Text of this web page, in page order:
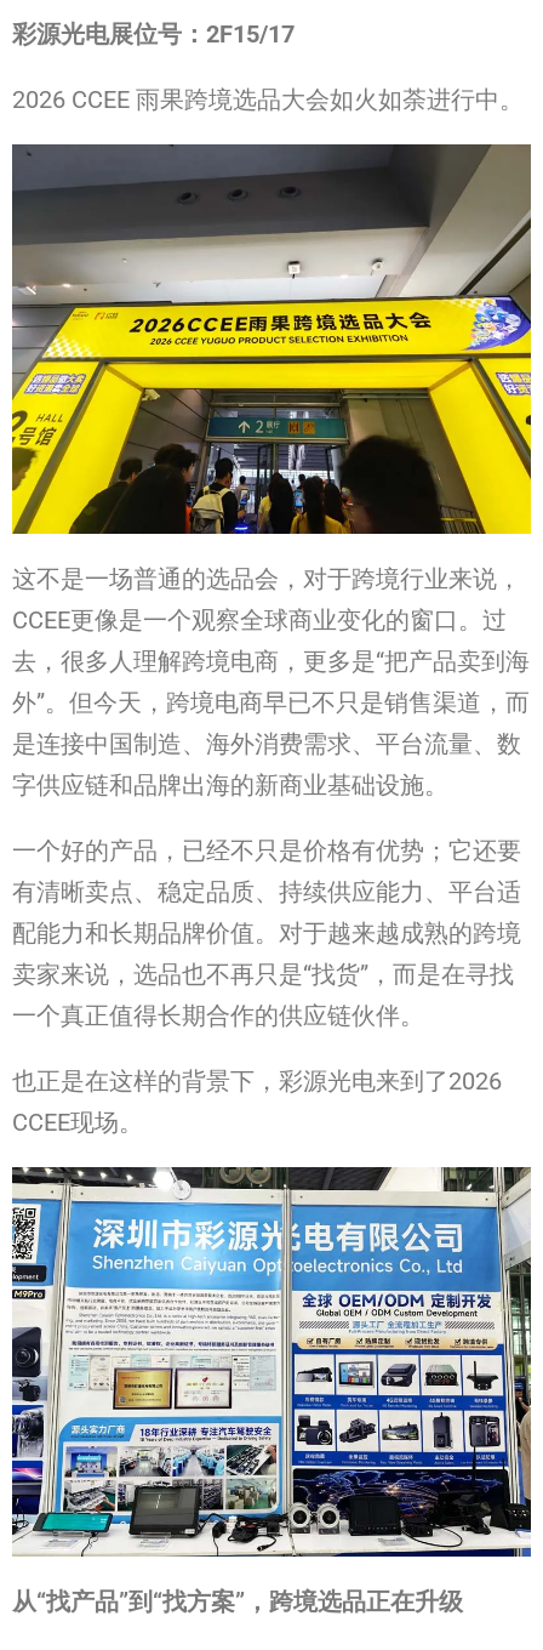
彩源光电展位号： 2F15/17
2026 CCEE 雨果跨境选品大会如火如荼进行中。
这不是一场普通的选品会，对于跨境行业来说，
CCEE更像是一个观察全球商业变化的窗口。过
去，很多人理解跨境电商，更多是“把产品卖到海
外”。但今天，跨境电商早已不只是销售渠道，而
是连接中国制造、海外消费需求、平台流量、数
字供应链和品牌出海的新商业基础设施。
一个好的产品，已经不只是价格有优势；它还要
有清晰卖点、稳定品质、持续供应能力、平台适
配能力和长期品牌价值。对于越来越成熟的跨境
卖家来说，选品也不再只是“找货”，而是在寻找
一个真正值得长期合作的供应链伙伴。
也正是在这样的背景下，彩源光电来到了2026
CCEE现场。
从“找产品”到 “找方案” ，跨境选品正在升级